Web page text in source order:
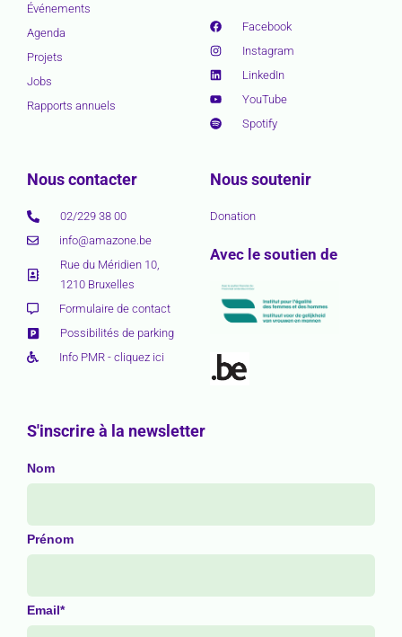
Événements
Agenda
Projets
Jobs
Rapports annuels
Facebook
Instagram
LinkedIn
YouTube
Spotify
Nous contacter
02/229 38 00
info@amazone.be
Rue du Méridien 10,
1210 Bruxelles
Formulaire de contact
Possibilités de parking
Info PMR - cliquez ici
Nous soutenir
Donation
Avec le soutien de
S'inscrire à la newsletter
Nom
Prénom
Email*